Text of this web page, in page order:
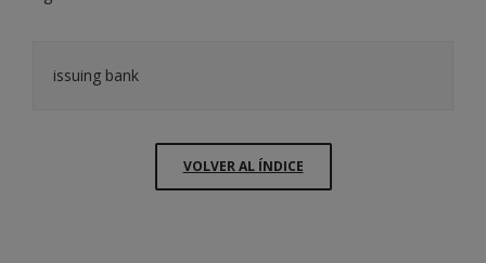
issuing bank
VOLVER AL ÍNDICE